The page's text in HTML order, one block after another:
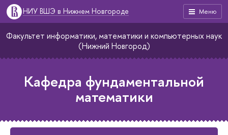
Меню
НИУ ВШЭ в Нижнем Новгороде
Факультет информатики, математики и компьютерных наук
(Нижний Новгород)
Кафедра фундаментальной
математики